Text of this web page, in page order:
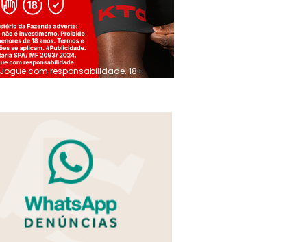
Jogue com responsabilidade. 18+